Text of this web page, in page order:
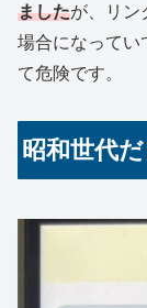
ましたが、リン
場合になってい
て危険です。
昭和世代